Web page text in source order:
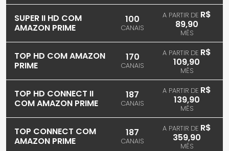
SUPER II HD COM
AMAZON PRIME
100
CANAIS
A PARTIR DE R$
89,90
MÊS
TOP HD COM AMAZON
PRIME
170
CANAIS
A PARTIR DE R$
109,90
MÊS
TOP HD CONNECT II
COM AMAZON PRIME
187
CANAIS
A PARTIR DE R$
139,90
MÊS
TOP CONNECT COM
AMAZON PRIME
187
CANAIS
A PARTIR DE R$
359,90
MÊS